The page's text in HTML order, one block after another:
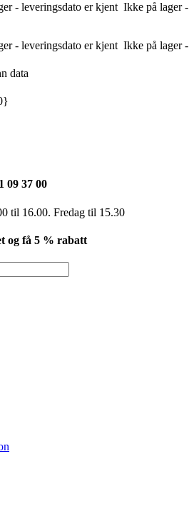
- leveringsdato er kjent Ikke på lager -
- leveringsdato er kjent Ikke på lager -
data
09 37 00
til 16.00. Fredag til 15.30
og få 5 % rabatt